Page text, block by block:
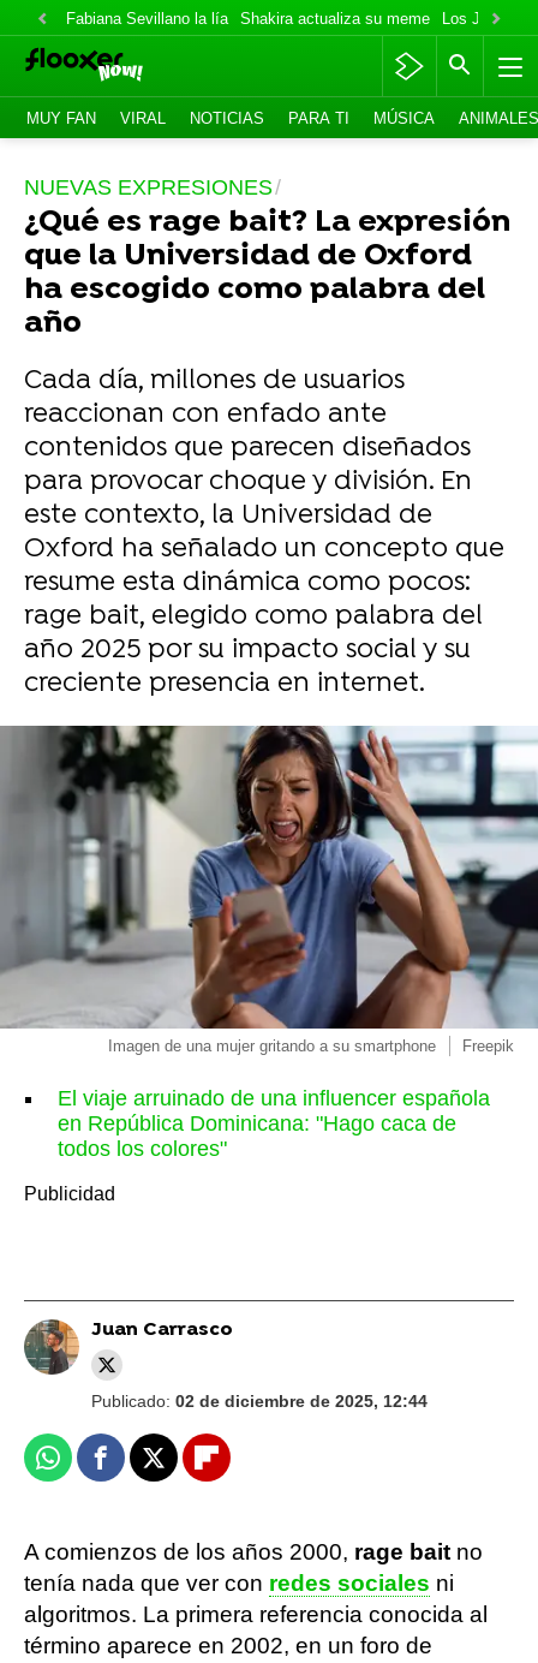
Fabiana Sevillano la lía Shakira actualiza su meme Los Jonas
MUY FAN VIRAL NOTICIAS PARA TI MÚSICA ANIMALES
NUEVAS EXPRESIONES
¿Qué es rage bait? La expresión
que la Universidad de Oxford
ha escogido como palabra del
año
Cada día, millones de usuarios
reaccionan con enfado ante
contenidos que parecen diseñados
para provocar choque y división. En
este contexto, la Universidad de
Oxford ha señalado un concepto que
resume esta dinámica como pocos:
rage bait, elegido como palabra del
año 2025 por su impacto social y su
creciente presencia en internet.
Imagen de una mujer gritando a su smartphone Freepik
El viaje arruinado de una influencer española
en República Dominicana: "Hago caca de
todos los colores"
Juan Carrasco
Publicado: 02 de diciembre de 2025, 12:44
WhatsappFacebook
X Flipboard
A comienzos de los años 2000, rage bait no
tenía nada que ver con redes sociales ni
algoritmos. La primera referencia conocida al
término aparece en 2002, en un foro de